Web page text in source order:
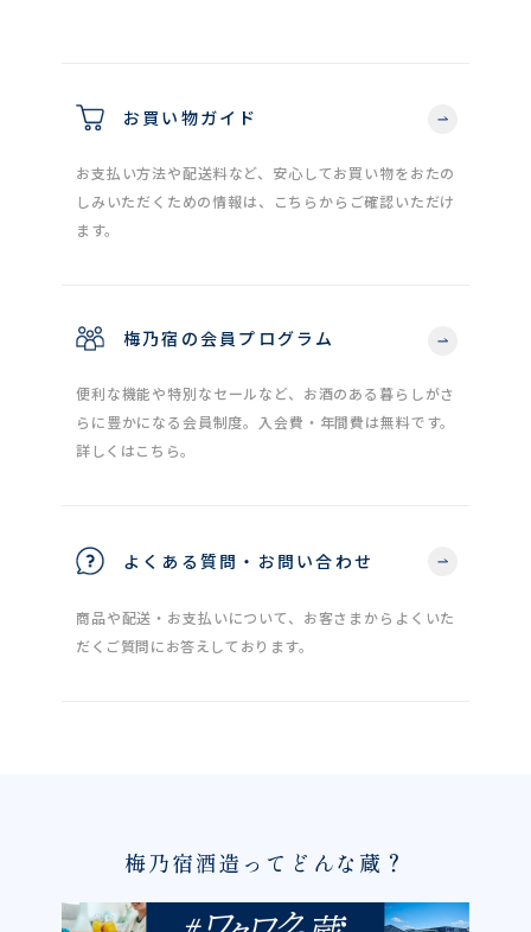
お買い物ガイド
お支払い方法や配送料など、安心してお買い物をおたの
しみいただくための情報は、こちらからご確認いただけ
ます。
梅乃宿の会員プログラム
便利な機能や特別なセールなど、お酒のある暮らしがさ
らに豊かになる会員制度。入会費・年間費は無料です。
詳しくはこちら。
よくある質問・お問い合わせ
商品や配送・お支払いについて、お客さまからよくいた
だくご質問にお答えしております。
梅乃宿酒造ってどんな蔵？